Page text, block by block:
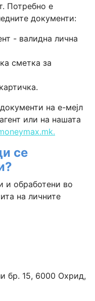
Потребно е
документи:
- валидна лична
сметка за
на е-мејл
или на нашата
се
и обработени во
на личните
бр. 15, 6000 Охрид,